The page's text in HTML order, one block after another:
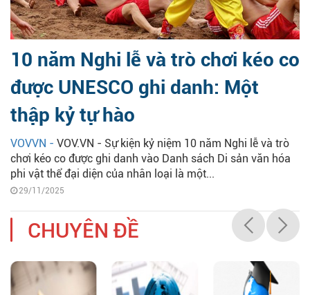
10 năm Nghi lễ và trò chơi kéo co
được UNESCO ghi danh: Một
thập kỷ tự hào
VOVVN - VOV.VN - Sự kiện kỷ niệm 10 năm Nghi lễ và trò
chơi kéo co được ghi danh vào Danh sách Di sản văn hóa
phi vật thể đại diện của nhân loại là một...
29/11/2025
CHUYÊN ĐỀ